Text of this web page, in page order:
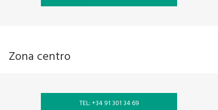
Zona centro
TEL: +34 91 301 34 69